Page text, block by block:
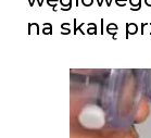
na skalę